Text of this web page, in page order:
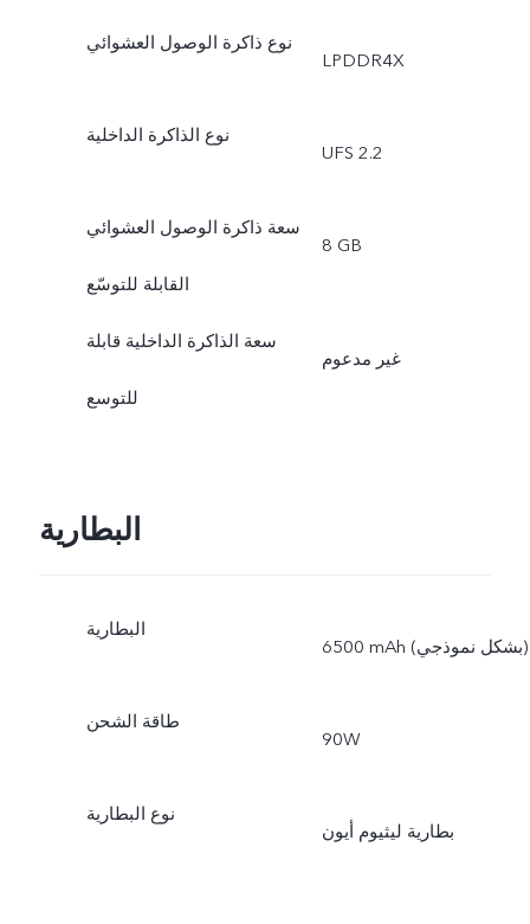
نوع ذاكرة الوصول العشوائي
LPDDR4X
نوع الذاكرة الداخلية
UFS 2.2
سعة ذاكرة الوصول العشوائي
القابلة للتوسّع
8 GB
سعة الذاكرة الداخلية قابلة
للتوسع
غير مدعوم
البطارية
البطارية
6500 mAh (بشكل نموذجي)
طاقة الشحن
90W
نوع البطارية
بطارية ليثيوم أيون